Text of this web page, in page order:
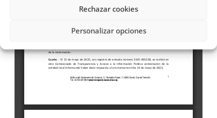
Rechazar cookies
Personalizar opciones